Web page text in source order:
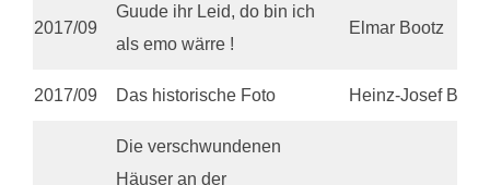
2017/09
Guude ihr Leid, do bin ich
als emo wärre !
Elmar Bootz
2017/09 Das historische Foto Heinz-Josef Bell
Die verschwundenen
Häuser an der